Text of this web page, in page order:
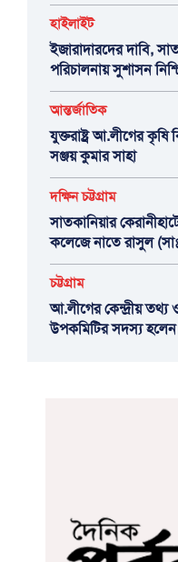
হাইলাইট
ইজারাদারদের দাবি,
পরিচালনায় সুশাসন
আন্তর্জাতিক
যুক্তরাষ্ট্র আ.লীগের
সঞ্জয় কুমার সাহা
দক্ষিন চট্টগ্রাম
সাতকানিয়ার
কলেজে নাতে রাসুল
চট্টগ্রাম
আ.লীগের কেন্দ্রীয় তথ্য
উপকমিটির সদস্য হলেন